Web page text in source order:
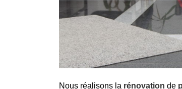
Nous réalisons la rénovation de